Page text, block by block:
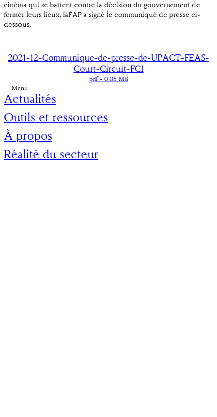
cinéma qui se battent contre la décision du gouvernement de
fermer leurs lieux, laFAP a signé le communiqué de presse ci-
dessous.
2021-12-Communique-de-presse-de-UPACT-FEAS-
Court-Circuit-FCI
pdf - 0.05 MB
Actualités
Outils et ressources
À propos
Réalité du secteur
Menu